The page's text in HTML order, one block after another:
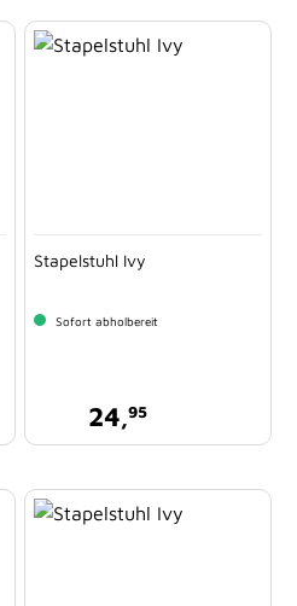
Stapelstuhl Ivy
Sofort abholbereit
24,95